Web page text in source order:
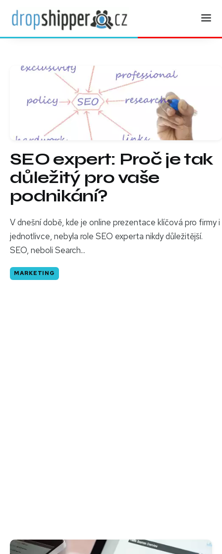
SEO expert: Proč je tak
důležitý pro vaše
podnikání?
V dnešní době, kde je online prezentace klíčová pro firmy i
jednotlivce, nebyla role SEO experta nikdy důležitější.
SEO, neboli Search...
MARKETING